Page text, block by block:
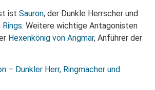
ist Sauron, der Dunkle Herrscher und
Rings. Weitere wichtige Antagonisten
Hexenkönig von Angmar, Anführer der
– Dunkler Herr, Ringmacher und